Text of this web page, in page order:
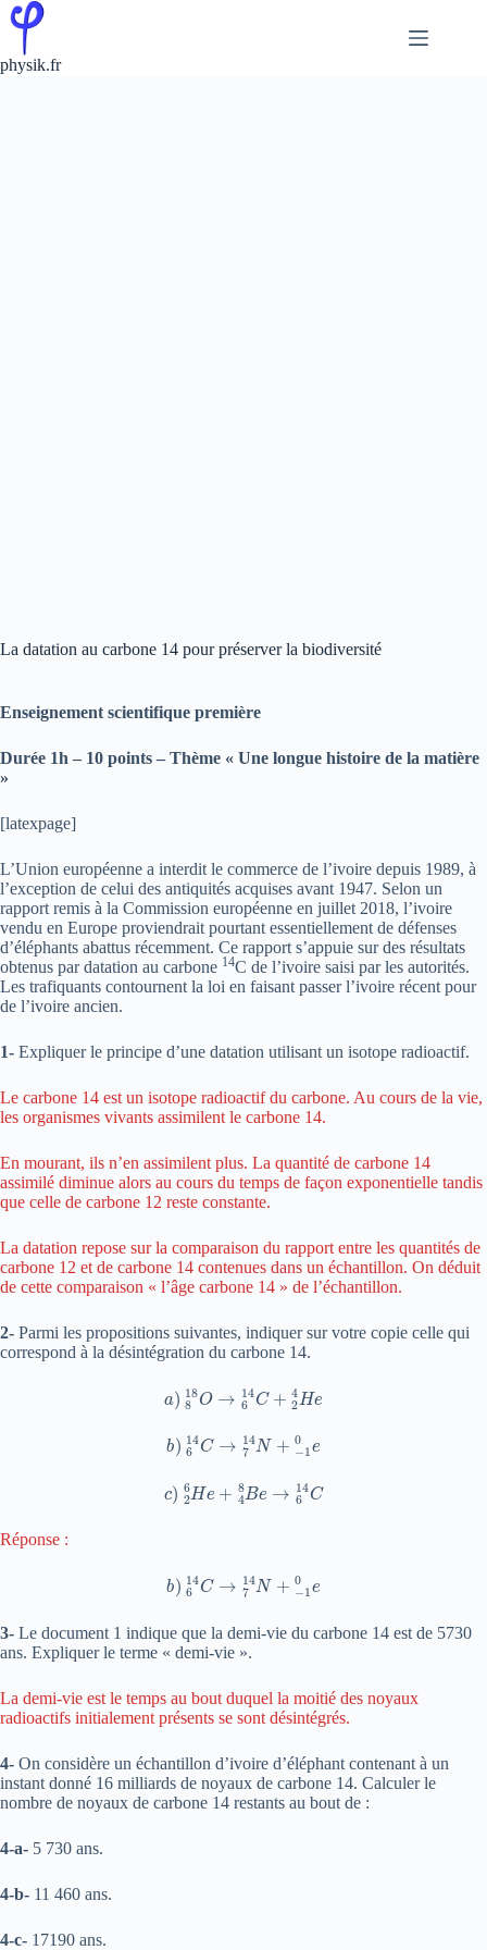
Passer
au
contenu
physik.fr
La datation au carbone 14 pour préserver la biodiversité
Enseignement scientifique première
Durée 1h – 10 points – Thème « Une longue histoire de la matière
»
[latexpage]
L’Union européenne a interdit le commerce de l’ivoire depuis 1989, à
l’exception de celui des antiquités acquises avant 1947. Selon un
rapport remis à la Commission européenne en juillet 2018, l’ivoire
vendu en Europe proviendrait pourtant essentiellement de défenses
d’éléphants abattus récemment. Ce rapport s’appuie sur des résultats
obtenus par datation au carbone 14C de l’ivoire saisi par les autorités.
Les trafiquants contournent la loi en faisant passer l’ivoire récent pour
de l’ivoire ancien.
1- Expliquer le principe d’une datation utilisant un isotope radioactif.
Le carbone 14 est un isotope radioactif du carbone. Au cours de la vie,
les organismes vivants assimilent le carbone 14.
En mourant, ils n’en assimilent plus. La quantité de carbone 14
assimilé diminue alors au cours du temps de façon exponentielle tandis
que celle de carbone 12 reste constante.
La datation repose sur la comparaison du rapport entre les quantités de
carbone 12 et de carbone 14 contenues dans un échantillon. On déduit
de cette comparaison « l’âge carbone 14 » de l’échantillon.
2- Parmi les propositions suivantes, indiquer sur votre copie celle qui
correspond à la désintégration du carbone 14.
8 18O 614C + 24H
b) 6 14C 714N + −1
)26H + 8B 14C
Réponse :
b) 6 14C 714N + −1
3- Le document 1 indique que la demi-vie du carbone 14 est de 5730
ans. Expliquer le terme « demi-vie ».
La demi-vie est le temps au bout duquel la moitié des noyaux
radioactifs initialement présents se sont désintégrés.
4- On considère un échantillon d’ivoire d’éléphant contenant à un
instant donné 16 milliards de noyaux de carbone 14. Calculer le
nombre de noyaux de carbone 14 restants au bout de :
4-a- 5 730 ans.
4-b- 11 460 ans.
4-c- 17190 ans.